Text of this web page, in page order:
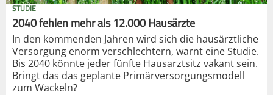
STUDIE
2040 fehlen mehr als 12.000 Hausärzte
In den kommenden Jahren wird sich die hausärztliche
Versorgung enorm verschlechtern, warnt eine Studie.
Bis 2040 könnte jeder fünfte Hausarztsitz vakant sein.
Bringt das das geplante Primärversorgungsmodell
zum Wackeln?